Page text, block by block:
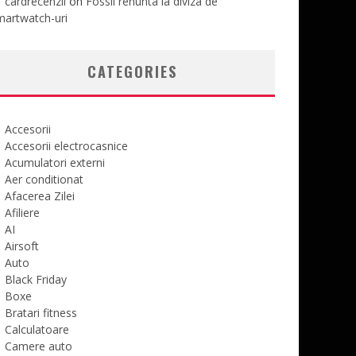
uri
CATEGORIES
Accesorii
Accesorii electrocasnice
Acumulatori externi
Aer conditionat
Afacerea Zilei
Afiliere
AI
Airsoft
Auto
Black Friday
Boxe
Bratari fitness
Calculatoare
Camere auto